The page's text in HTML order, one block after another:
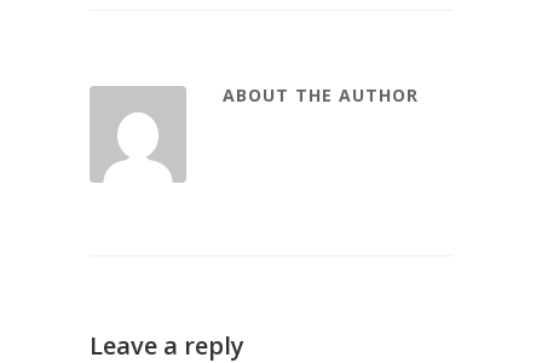
ABOUT THE AUTHOR
Leave a reply